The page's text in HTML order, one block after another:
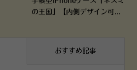
の王国」【内側デザイン可...
おすすめ記事